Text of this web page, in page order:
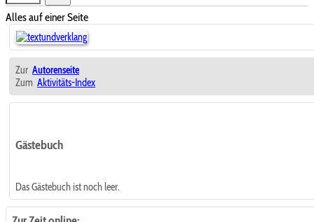
Alles auf einer Seite
Zur Autorenseite
Zum Aktivitäts-Index
Gästebuch
Das Gästebuch ist noch leer.